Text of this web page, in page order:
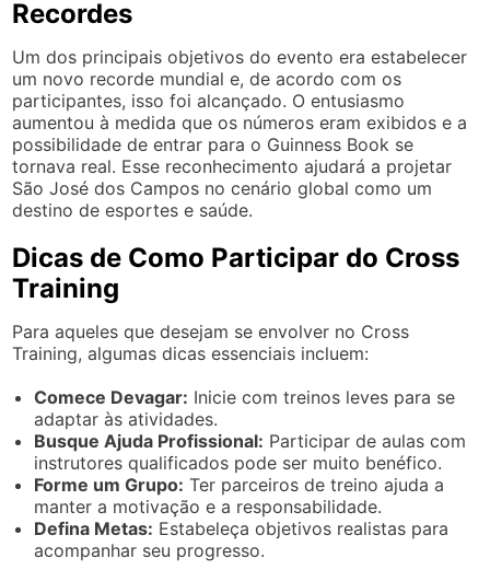
Recordes
Um dos principais objetivos do evento era estabelecer
um novo recorde mundial e, de acordo com os
participantes, isso foi alcançado. O entusiasmo
aumentou à medida que os números eram exibidos e a
possibilidade de entrar para o Guinness Book se
tornava real. Esse reconhecimento ajudará a projetar
São José dos Campos no cenário global como um
destino de esportes e saúde.
Dicas de Como Participar do Cross
Training
Para aqueles que desejam se envolver no Cross
Training, algumas dicas essenciais incluem:
Comece Devagar: Inicie com treinos leves para se
adaptar às atividades.
Busque Ajuda Profissional: Participar de aulas com
instrutores qualificados pode ser muito benéfico.
Forme um Grupo: Ter parceiros de treino ajuda a
manter a motivação e a responsabilidade.
Defina Metas: Estabeleça objetivos realistas para
acompanhar seu progresso.